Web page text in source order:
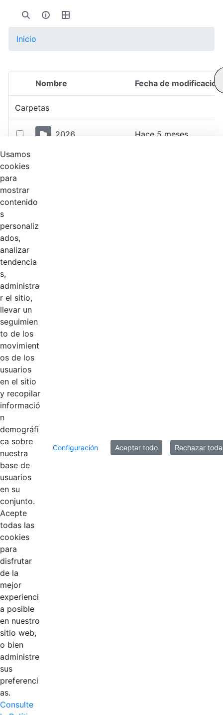
Inicio
Selección del elemento
Nombre Fecha de modificación
Carpetas
2026 Hace 5 meses
Mostrando el intervalo 1 - 10 de 11 resultados.
Usamos
cookies
para
mostrar
contenido
s
personaliz
ados,
analizar
tendencia
s,
administra
r el sitio,
llevar un
seguimien
to de los
movimient
os de los
usuarios
en el sitio
y recopilar
informació
n
demográfi
ca sobre
nuestra
base de
usuarios
en su
conjunto.
Acepte
todas las
cookies
para
disfrutar
de la
mejor
experienci
a posible
en nuestro
sitio web,
o bien
administre
sus
preferenci
as.
Consulte
Configuración Aceptar todo Rechazar